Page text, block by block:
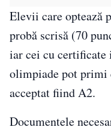
Elevii care optează
probă scrisă (70
iar cei cu certificate
olimpiade pot
acceptat fiind A2.
Documentele